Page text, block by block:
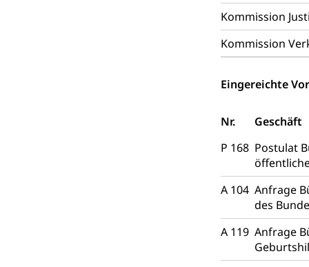
Kommission
Kommission
Eingereichte
Nr. Geschäft
P 168 Postulat
A 104 Anfrage
des
A 119 Anfrage
Kirche,
Sport
Haustiere,
Tierschutz
Hunde
Todesfall
Bestattung,
Ärztliche
Sicherheit